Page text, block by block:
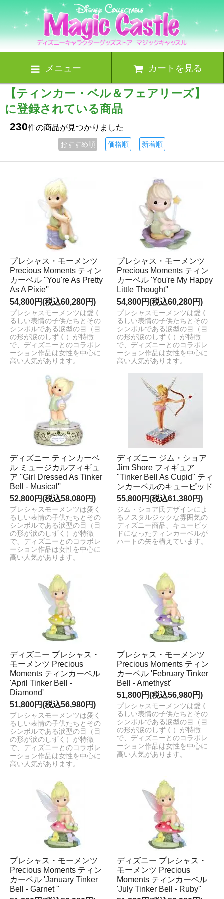
メニュー カートを見る
【ティンカー・ベル＆フェアリーズ】
に登録されている商品
230件の商品が見つかりました
おすすめ順 価格順 新着順
プレシャス・モーメンツ
Precious Moments ティン
カーベル ''You're As Pretty
As A Pixie''
54,800円(税込60,280円)
プレシャスモーメンツは愛く
るしい表情の子供たちとその
シンボルである涙型の目（目
の形が涙のしずく）が特徴
で、ディズニーとのコラボレ
ーション作品は女性を中心に
高い人気があります。
プレシャス・モーメンツ
Precious Moments ティン
カーベル 'You're My Happy
Little Thought''
54,800円(税込60,280円)
プレシャスモーメンツは愛く
るしい表情の子供たちとその
シンボルである涙型の目（目
の形が涙のしずく）が特徴
で、ディズニーとのコラボレ
ーション作品は女性を中心に
高い人気があります。
ディズニー ティンカーベ
ル ミュージカルフィギュ
ア ''Girl Dressed As Tinker
Bell - Musical''
52,800円(税込58,080円)
プレシャスモーメンツは愛く
るしい表情の子供たちとその
シンボルである涙型の目（目
の形が涙のしずく）が特徴
で、ディズニーとのコラボレ
ーション作品は女性を中心に
高い人気があります。
ディズニー ジム・ショア
Jim Shore フィギュア
"Tinker Bell As Cupid" ティ
ンカーベルのキューピッド
55,800円(税込61,380円)
ジム・ショア氏デザインによ
るノスタルジックな雰囲気の
ディズニー商品、キュービッ
ドになったティンカーベルが
ハートの矢を構えています。
ディズニー プレシャス・
モーメンツ Precious
Moments ティンカーベル
'April Tinker Bell -
Diamond'
51,800円(税込56,980円)
プレシャスモーメンツは愛く
るしい表情の子供たちとその
シンボルである涙型の目（目
の形が涙のしずく）が特徴
で、ディズニーとのコラボレ
ーション作品は女性を中心に
高い人気があります。
プレシャス・モーメンツ
Precious Moments ティン
カーベル 'February Tinker
Bell - Amethyst'
51,800円(税込56,980円)
プレシャスモーメンツは愛く
るしい表情の子供たちとその
シンボルである涙型の目（目
の形が涙のしずく）が特徴
で、ディズニーとのコラボレ
ーション作品は女性を中心に
高い人気があります。
プレシャス・モーメンツ
Precious Moments ティン
カーベル 'January Tinker
Bell - Garnet ''
ディズニー プレシャス・
モーメンツ Precious
Moments ティンカーベル
'July Tinker Bell - Ruby''